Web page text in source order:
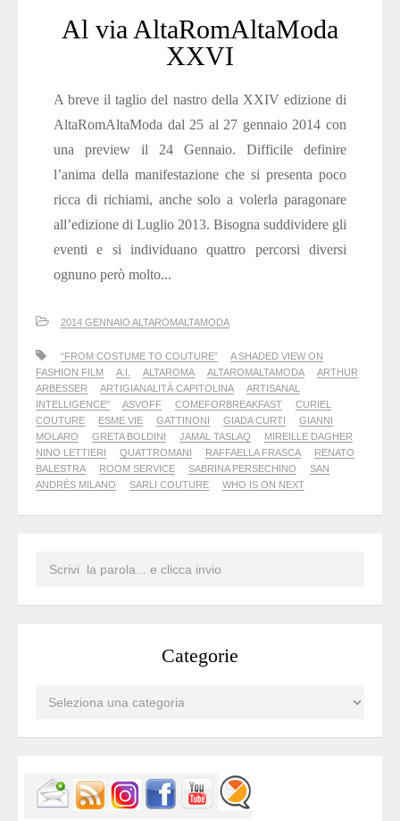
Al via AltaRomAltaModa
XXVI
A breve il taglio del nastro della XXIV edizione di
AltaRomAltaModa dal 25 al 27 gennaio 2014 con
una preview il 24 Gennaio. Difficile definire
l’anima della manifestazione che si presenta poco
ricca di richiami, anche solo a volerla paragonare
all’edizione di Luglio 2013. Bisogna suddividere gli
eventi e si individuano quattro percorsi diversi
ognuno però molto...
2014 GENNAIO ALTAROMALTAMODA
“FROM COSTUME TO COUTURE”
A SHADED VIEW ON
FASHION FILM
A.I. ALTAROMA ALTAROMALTAMODA
ARTHUR
ARBESSER
ARTIGIANALITÀ CAPITOLINA
ARTISANAL
INTELLIGENCE"
ASVOFF COMEFORBREAKFAST
CURIEL
COUTURE
ESME VIE GATTINONI GIADA CURTI
GIANNI
MOLARO
GRETA BOLDINI JAMAL TASLAQ
MIREILLE DAGHER
NINO LETTIERI
QUATTROMANI RAFFAELLA FRASCA
RENATO
BALESTRA
ROOM SERVICE SABRINA PERSECHINO
SAN
ANDRÈS MILANO
SARLI COUTURE WHO IS ON NEXT
Categorie